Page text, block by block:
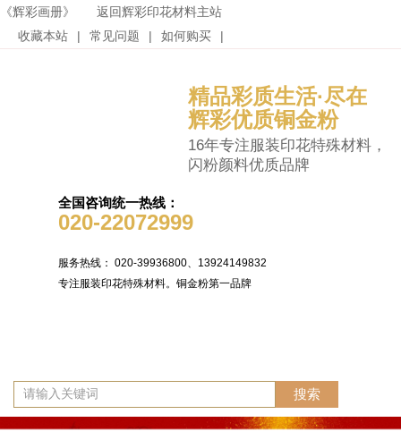
《辉彩画册》
返回辉彩印花材料主站
收藏本站
常见问题 如何购买
精品彩质生活·尽在
辉彩优质铜金粉
16年专注服装印花特殊材料，
闪粉颜料优质品牌
全国咨询统一热线：
020-22072999
服务热线： 020-39936800、13924149832
专注服装印花特殊材料。铜金粉第一品牌